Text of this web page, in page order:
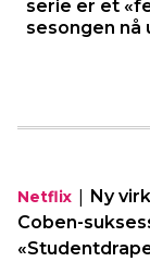
serie er et
sesongen nå
Netflix | Ny
Coben-